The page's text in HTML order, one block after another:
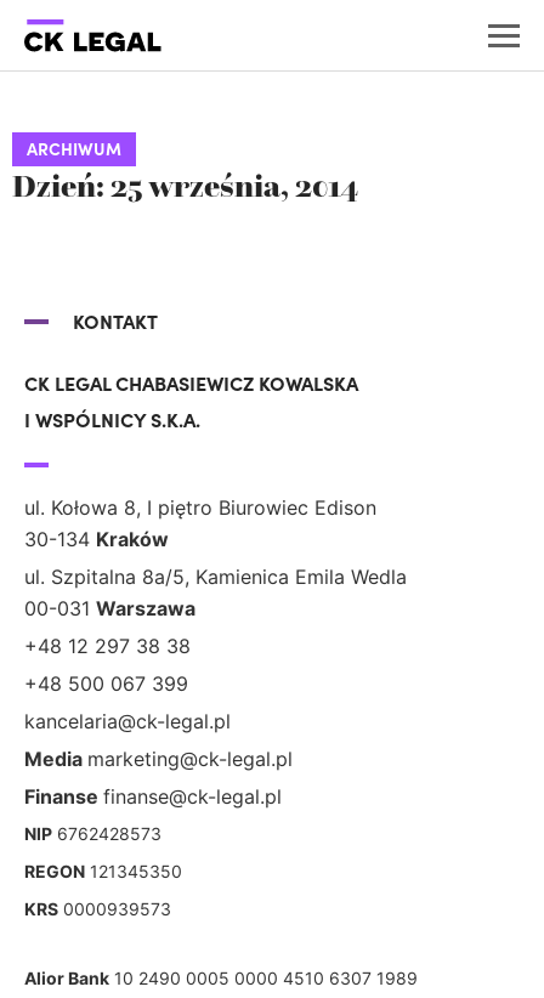
ARCHIWUM
Dzień: 25 września, 2014
KONTAKT
CK LEGAL CHABASIEWICZ KOWALSKA
I WSPÓLNICY S.K.A.
ul. Kołowa 8, I piętro Biurowiec Edison
30-134 Kraków
ul. Szpitalna 8a/5, Kamienica Emila Wedla
00-031 Warszawa
+48 12 297 38 38
+48 500 067 399
kancelaria@ck-legal.pl
Media marketing@ck-legal.pl
Finanse finanse@ck-legal.pl
NIP 6762428573
REGON 121345350
KRS 0000939573
Alior Bank 10 2490 0005 0000 4510 6307 1989